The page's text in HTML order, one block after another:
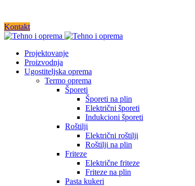
Kontakt
Projektovanje
Proizvodnja
Ugostiteljska oprema
Termo oprema
Šporeti
Šporeti na plin
Električni šporeti
Indukcioni šporeti
Roštilji
Električni roštilji
Roštilji na plin
Friteze
Električne friteze
Friteze na plin
Pasta kukeri